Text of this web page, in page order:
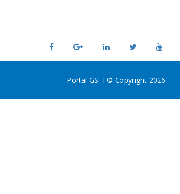
Portal GSTI © Copyright 2026